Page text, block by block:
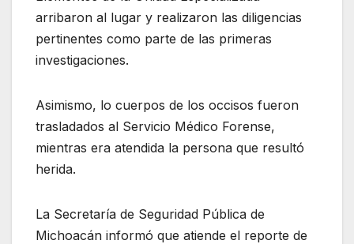
arribaron al lugar y realizaron las diligencias
pertinentes como parte de las primeras
investigaciones.
Asimismo, lo cuerpos de los occisos fueron
trasladados al Servicio Médico Forense,
mientras era atendida la persona que resultó
herida.
La Secretaría de Seguridad Pública de
Michoacán informó que atiende el reporte de